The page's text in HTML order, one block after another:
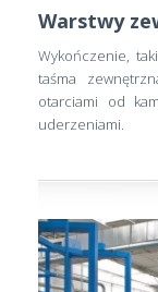
Warstwy
Wykończenie,
taśma
otarciami od
uderzeniami.